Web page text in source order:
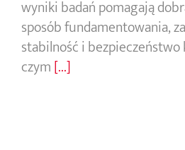
wyniki badań pomagają
sposób fundamentowania,
stabilność i
czym[...]